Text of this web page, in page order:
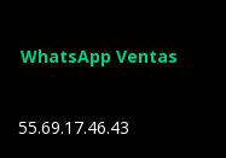
WhatsApp Ventas
55.69.17.46.43